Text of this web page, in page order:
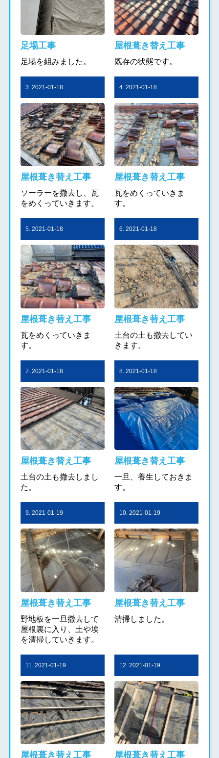
足場工事
足場を組みました。
屋根葺き替え工事
既存の状態です。
3. 2021-01-18
屋根葺き替え工事
ソーラーを撤去し、瓦
をめくっていきます。
4. 2021-01-18
屋根葺き替え工事
瓦をめくっていきま
す。
5. 2021-01-18
屋根葺き替え工事
瓦をめくっていきま
す。
6. 2021-01-18
屋根葺き替え工事
土台の土も撤去してい
きます。
7. 2021-01-18
屋根葺き替え工事
土台の土も撤去しまし
た。
8. 2021-01-18
屋根葺き替え工事
一旦、養生しておきま
す。
9. 2021-01-19
屋根葺き替え工事
野地板を一旦撤去して
屋根裏に入り、土や埃
を清掃していきます。
10. 2021-01-19
屋根葺き替え工事
清掃しました。
11. 2021-01-19
屋根葺き替え工事
12. 2021-01-19
屋根葺き替え工事